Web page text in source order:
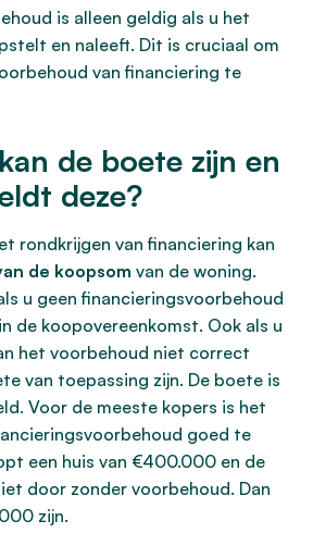
is alleen geldig als u het
en naleeft. Dit is cruciaal om
van financiering te
de boete zijn en
deze?
rondkrijgen van financiering kan
de koopsom van de woning.
u geen financieringsvoorbehoud
de koopovereenkomst. Ook als u
het voorbehoud niet correct
van toepassing zijn. De boete is
Voor de meeste kopers is het
goed te
een huis van €400.000 en de
door zonder voorbehoud. Dan
zijn.